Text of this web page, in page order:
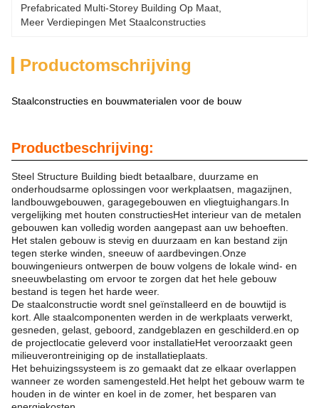
Prefabricated Multi-Storey Building Op Maat
Meer Verdiepingen Met Staalconstructies
Productomschrijving
Staalconstructies en bouwmaterialen voor de bouw
Productbeschrijving:
Steel Structure Building biedt betaalbare, duurzame en
onderhoudsarme oplossingen voor werkplaatsen, magazijnen,
landbouwgebouwen, garagegebouwen en vliegtuighangars.In
vergelijking met houten constructiesHet interieur van de metalen
gebouwen kan volledig worden aangepast aan uw behoeften.
Het stalen gebouw is stevig en duurzaam en kan bestand zijn
tegen sterke winden, sneeuw of aardbevingen.Onze
bouwingenieurs ontwerpen de bouw volgens de lokale wind- en
sneeuwbelasting om ervoor te zorgen dat het hele gebouw
bestand is tegen het harde weer.
De staalconstructie wordt snel geïnstalleerd en de bouwtijd is
kort. Alle staalcomponenten werden in de werkplaats verwerkt,
gesneden, gelast, geboord, zandgeblazen en geschilderd.en op
de projectlocatie geleverd voor installatieHet veroorzaakt geen
milieuverontreiniging op de installatieplaats.
Het behuizingssysteem is zo gemaakt dat ze elkaar overlappen
wanneer ze worden samengesteld.Het helpt het gebouw warm te
houden in de winter en koel in de zomer, het besparen van